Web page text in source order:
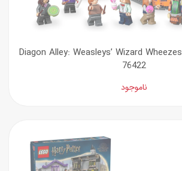
لگو هری پاتر مدل Diagon Alley: Weasleys’ Wizard Wheezes
76422
ناموجود